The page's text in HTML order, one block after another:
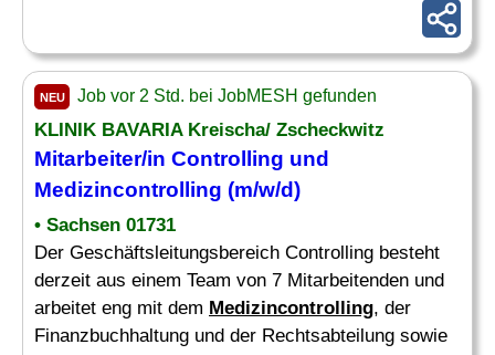
NEU Job vor 2 Std. bei JobMESH gefunden
KLINIK BAVARIA Kreischa/ Zscheckwitz
Mitarbeiter/in Controlling und
Medizincontrolling (m/w/d)
• Sachsen 01731
Der Geschäftsleitungsbereich Controlling besteht
derzeit aus einem Team von 7 Mitarbeitenden und
arbeitet eng mit dem Medizincontrolling, der
Finanzbuchhaltung und der Rechtsabteilung sowie